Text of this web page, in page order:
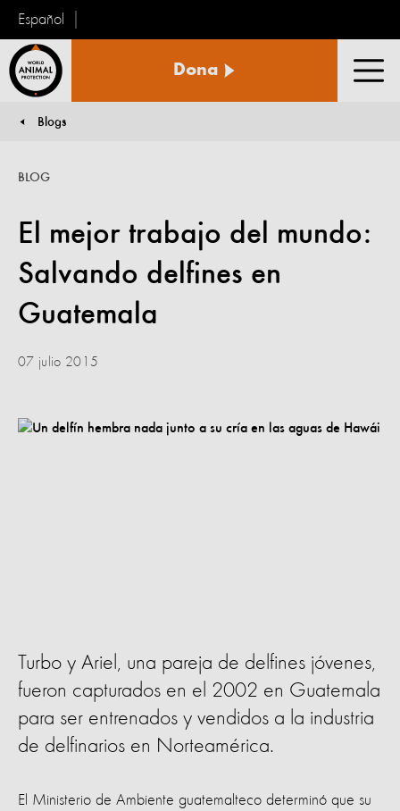
Español
Animal
Dona
You are here:
Blogs
El mejor trabajo del mundo:
Salvando delfines en
Guatemala
BLOG
07 julio 2015
Turbo y Ariel, una pareja de delfines jóvenes,
fueron capturados en el 2002 en Guatemala
para ser entrenados y vendidos a la industria
de delfinarios en Norteamérica.
El Ministerio de Ambiente guatemalteco determinó que su